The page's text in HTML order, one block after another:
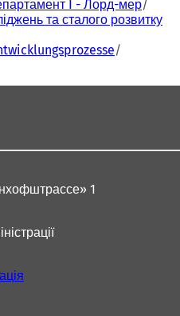
и
в
а
є
ь
н
I - Лорд-мер
та сталого розвитку
1